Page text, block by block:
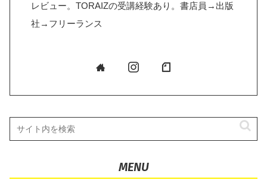
レビュー。TORAIZの受講経験あり。書店員→出版
社→フリーランス
MENU